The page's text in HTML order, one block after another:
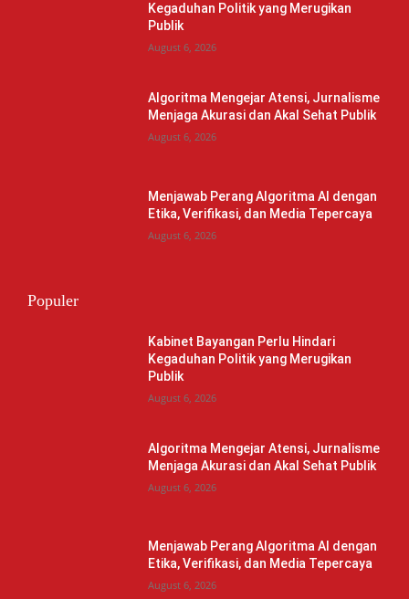
Kegaduhan Politik yang Merugikan
Publik
August 6, 2026
Algoritma Mengejar Atensi, Jurnalisme
Menjaga Akurasi dan Akal Sehat Publik
August 6, 2026
Menjawab Perang Algoritma AI dengan
Etika, Verifikasi, dan Media Tepercaya
August 6, 2026
Populer
Kabinet Bayangan Perlu Hindari
Kegaduhan Politik yang Merugikan
Publik
August 6, 2026
Algoritma Mengejar Atensi, Jurnalisme
Menjaga Akurasi dan Akal Sehat Publik
August 6, 2026
Menjawab Perang Algoritma AI dengan
Etika, Verifikasi, dan Media Tepercaya
August 6, 2026